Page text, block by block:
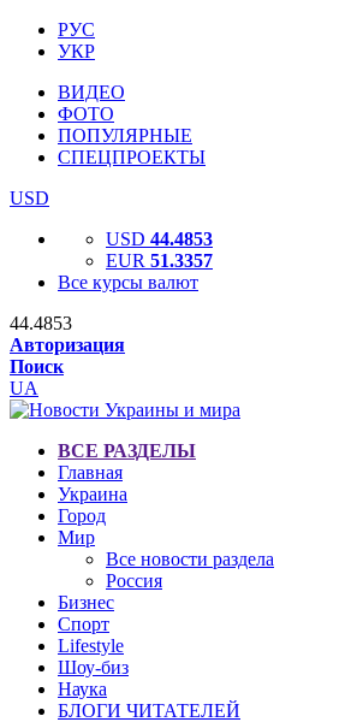
РУС
УКР
ВИДЕО
ФОТО
ПОПУЛЯРНЫЕ
СПЕЦПРОЕКТЫ
USD
USD 44.4853
EUR 51.3357
Все курсы валют
44.4853
Авторизация
Поиск
UA
ВСЕ РАЗДЕЛЫ
Главная
Украина
Город
Мир
Все новости раздела
Россия
Бизнес
Спорт
Lifestyle
Шоу-биз
Наука
БЛОГИ ЧИТАТЕЛЕЙ